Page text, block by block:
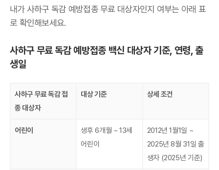
내가 사하구 독감 예방접종 무료 대상자인지 여부는 아래 표
로 확인해보세요.
사하구 무료 독감 예방접종 백신 대상자 기준, 연령, 출
생일
사하구 무료 독감 접
종 대상자
대상 기준 상세 조건
어린이
생후 6개월 ~ 13세
어린이
2012년 1월1일 ~
2025년 8월 31일 출
생자 (2025년 기준)